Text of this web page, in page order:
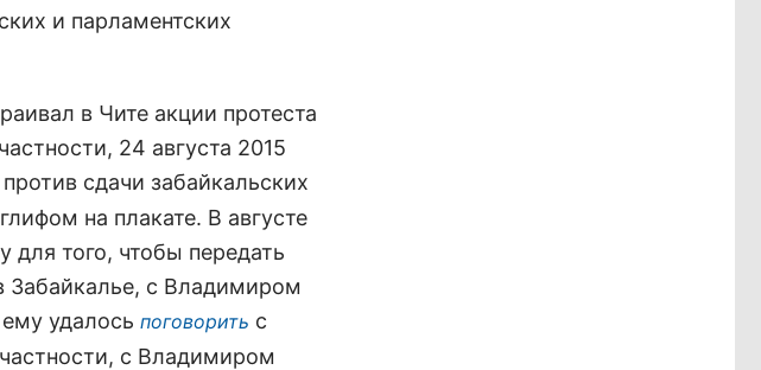
и парламентских
в Чите акции протеста
24 августа 2015
против сдачи забайкальских
на плакате. В августе
для того, чтобы передать
Забайкалье, с Владимиром
удалось поговорить с
с Владимиром